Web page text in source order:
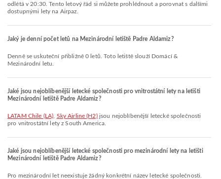
odlétá v 20:30. Tento letový řád si můžete prohlédnout a porovnat s dalšími
dostupnými lety na Airpaz.
Jaký je denní počet letů na Mezinárodní letiště Padre Aldamiz?
Denně se uskuteční přibližně 0 letů. Toto letiště slouží Domácí &
Mezinárodní letu.
Jaké jsou nejoblíbenější letecké společnosti pro vnitrostátní lety na letišti
Mezinárodní letiště Padre Aldamiz?
LATAM Chile (LA) Sky Airline (H2)jsou nejoblíbenější letecké společnosti
pro vnitrostátní lety z South America.
Jaké jsou nejoblíbenější letecké společnosti pro mezinárodní lety na letišti
Mezinárodní letiště Padre Aldamiz?
Pro mezinárodní let neexistuje žádný konkrétní název letecké společnosti.